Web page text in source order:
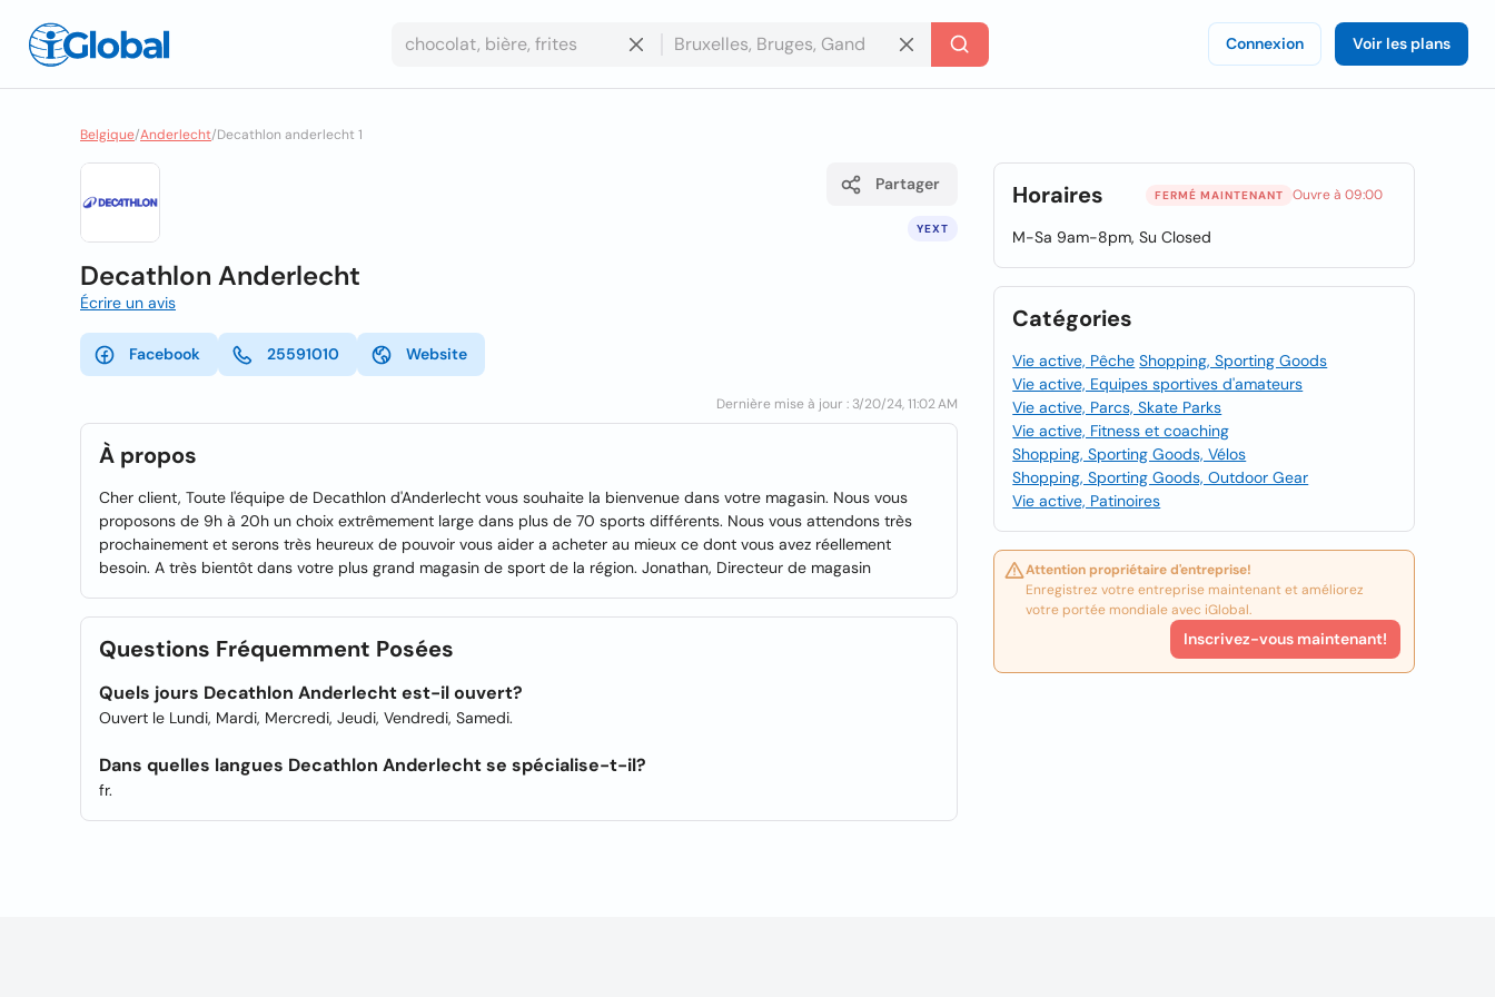
Connexion Voir les plans
Belgique/Anderlecht/Decathlon anderlecht 1
YEXT
Partager
Decathlon Anderlecht
Écrire un avis
Facebook 25591010 Website
Dernière mise à jour : 3/20/24, 11:02 AM
À propos
Cher client, Toute l'équipe de Decathlon d'Anderlecht vous souhaite la bienvenue dans votre magasin. Nous vous
proposons de 9h à 20h un choix extrêmement large dans plus de 70 sports différents. Nous vous attendons très
prochainement et serons très heureux de pouvoir vous aider a acheter au mieux ce dont vous avez réellement
besoin. A très bientôt dans votre plus grand magasin de sport de la région. Jonathan, Directeur de magasin
Questions Fréquemment Posées
Quels jours Decathlon Anderlecht est-il ouvert?
Ouvert le Lundi, Mardi, Mercredi, Jeudi, Vendredi, Samedi.
Dans quelles langues Decathlon Anderlecht se spécialise-t-il?
fr.
Horaires FERMÉ MAINTENANT Ouvre à 09:00
M-Sa 9am-8pm, Su Closed
Catégories
Vie active, Pêche Shopping, Sporting Goods
Vie active, Equipes sportives d'amateurs
Vie active, Parcs, Skate Parks
Vie active, Fitness et coaching
Shopping, Sporting Goods, Vélos
Shopping, Sporting Goods, Outdoor Gear
Vie active, Patinoires
Attention propriétaire d'entreprise!
Enregistrez votre entreprise maintenant et améliorez
votre portée mondiale avec iGlobal.
Inscrivez-vous maintenant!